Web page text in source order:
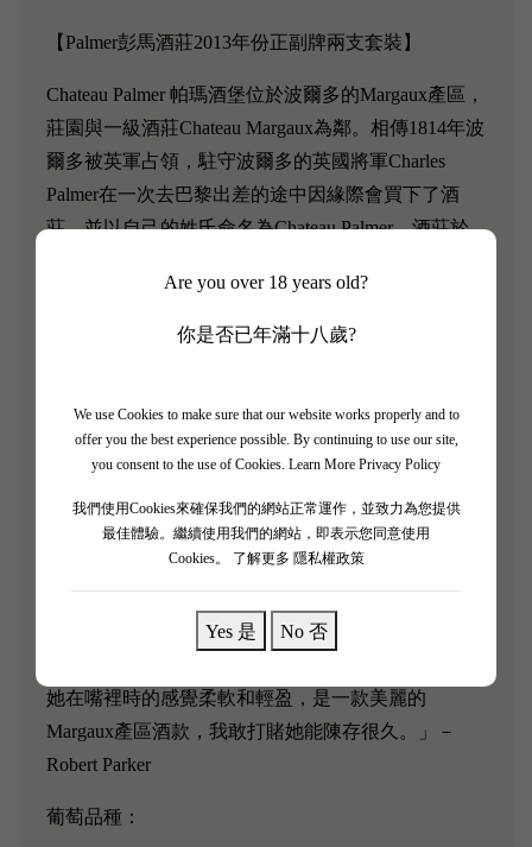
Are you over 18 years old?
你是否已年滿十八歲?
We use Cookies to make sure that our website works properly and to
offer you the best experience possible. By continuing to use our site,
you consent to the use of Cookies. Learn More Privacy Policy
我們使用Cookies來確保我們的網站正常運作，並致力為您提供
最佳體驗。繼續使用我們的網站，即表示您同意使用
Cookies。
了解更多 隱私權政策
Yes 是 No 否
【Palmer彭馬酒莊2013年份正副牌兩支套裝】
Chateau Palmer 帕瑪酒堡位於波爾多的Margaux產區，
莊園與一級酒莊Chateau Margaux為鄰。相傳1814年波
爾多被英軍占領，駐守波爾多的英國將軍Charles
Palmer在一次去巴黎出差的途中因緣際會買下了酒
莊，並以自己的姓氏命名為Chateau Palmer。酒莊於
但是其品質在當時已經被公認為一級酒莊的水準。時
至今日Chateau Palmer還是維持用傳統的方式釀酒，
地使酒釀更優雅、柔順且富有變化。充滿著貴族氣質
的Chateau Palmer。
[Chateau Palmer 2013]
「Chateau Palmer 2013顯然是今年釀酒師Thomas
Duroux出品的一款更低調、更微妙的Chateau
Palmer，具有精緻的輪廓和精確度，帶有一絲黑莓、
她在嘴裡時的感覺柔軟和輕盈，是一款美麗的
Margaux產區酒款，我敢打賭她能陳存很久。」－
Robert Parker
葡萄品種：